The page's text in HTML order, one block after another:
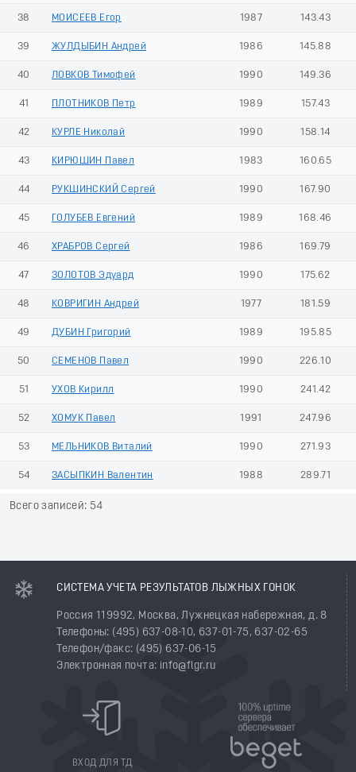
38 МОИСЕЕВ Егор 1987 143.43
39 ЖУЛДЫБИН Андрей 1986 145.88
40 ЛОВКОВ Тимофей 1990 149.36
41 ПЛОТНИКОВ Петр 1989 157.43
42 КУРЛЕ Николай 1990 158.14
43 КИРЮШИН Павел 1983 160.65
44 РУКШИНСКИЙ Сергей 1990 167.90
45 ГОЛУБЕВ Евгений 1989 168.46
46 ХРАБРОВ Сергей 1986 169.79
47 ЗОЛОТОВ Эдуард 1990 175.62
48 КОВРИГИН Андрей 1977 181.59
49 ДУБИН Григорий 1989 195.85
50 СЕМЕНОВ Павел 1990 226.10
51 УХОВ Кирилл 1990 241.42
52 ХОМУК Павел 1991 247.96
53 МЕЛЬНИКОВ Виталий 1990 271.93
54 ЗАСЫПКИН Валентин 1988 289.71
Всего записей: 54
СИСТЕМА УЧЕТА РЕЗУЛЬТАТОВ ЛЫЖНЫХ ГОНОК
Россия 119992, Москва, Лужнецкая набережная, д. 8
Телефоны: (495) 637-08-10, 637-01-75, 637-02-65
Телефон/факс: (495) 637-06-15
Электронная почта: info@flgr.ru
ВХОД ДЛЯ ТД